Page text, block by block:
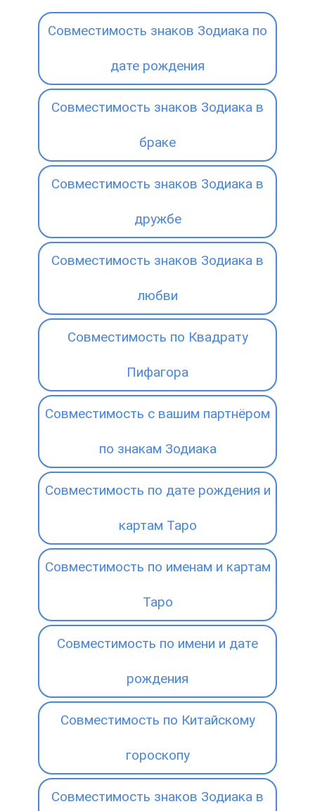
Совместимость знаков Зодиака по
дате рождения
Совместимость знаков Зодиака в
браке
Совместимость знаков Зодиака в
дружбе
Совместимость знаков Зодиака в
любви
Совместимость по Квадрату
Пифагора
Совместимость с вашим партнёром
по знакам Зодиака
Совместимость по дате рождения и
картам Таро
Совместимость по именам и картам
Таро
Совместимость по имени и дате
рождения
Совместимость по Китайскому
гороскопу
Совместимость знаков Зодиака в